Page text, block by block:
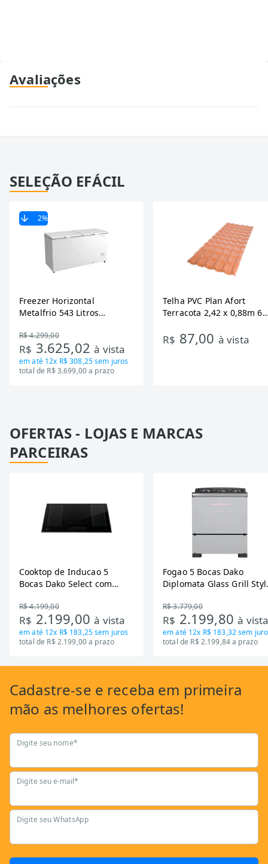
Avaliações
SELEÇÃO EFÁCIL
2%
Freezer Horizontal
Metalfrio 543 Litros
Tecnologia Inverter, Branco,
Bivolt
R$ 4.299,00
R$ 3.625,02à vista
em até 12x R$ 308,25sem juros
total de R$ 3.699,00 a prazo
Telha PVC Plan Afort
Terracota 2,42 x 0,88m 6
R$ 87,00 à vista
OFERTAS - LOJAS E MARCAS
PARCEIRAS
Cooktop de Inducao 5
Bocas Dako Select com
R$ 4.199,00
R$ 2.199,00à vista
em até 12x R$ 183,25sem juros
total de R$ 2.199,00 a prazo
Fogao 5 Bocas Dako
Diplomata Glass Grill
R$ 3.779,00
R$ 2.199,80à
em até 12x R$ 183,32sem
total de R$ 2.199,84 a prazo
Cadastre-se e receba em primeira
mão as melhores ofertas!
Digite seu nome*
Digite seu e-mail*
Digite seu WhatsApp